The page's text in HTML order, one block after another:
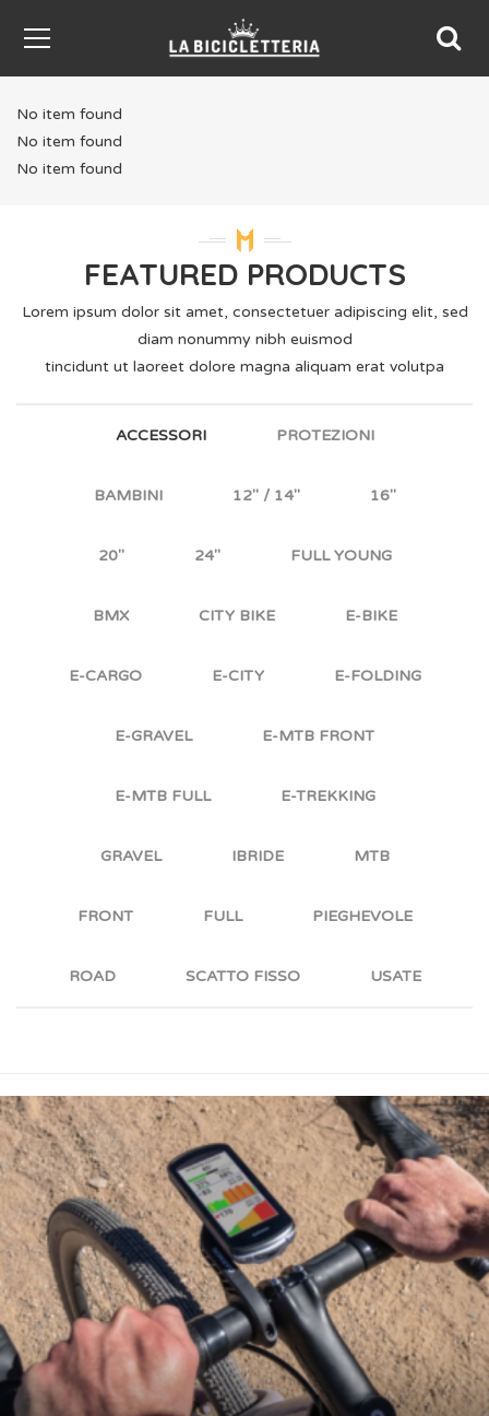
No item found
No item found
No item found
FEATURED PRODUCTS
Lorem ipsum dolor sit amet, consectetuer adipiscing elit, sed
diam nonummy nibh euismod
tincidunt ut laoreet dolore magna aliquam erat volutpa
ACCESSORI PROTEZIONI
BAMBINI 12'' / 14'' 16''
20'' 24'' FULL YOUNG
BMX CITY BIKE E-BIKE
E-CARGO E-CITY E-FOLDING
E-GRAVEL E-MTB FRONT
E-MTB FULL E-TREKKING
GRAVEL IBRIDE MTB
FRONT FULL PIEGHEVOLE
ROAD SCATTO FISSO USATE